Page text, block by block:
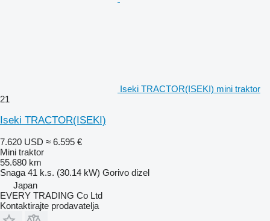
Iseki TRACTOR(ISEKI) mini traktor
21
Iseki TRACTOR(ISEKI)
7.620 USD ≈ 6.595 €
Mini traktor
55.680 km
Snaga 41 k.s. (30.14 kW) Gorivo dizel
Japan
EVERY TRADING Co Ltd
Kontaktirajte prodavatelja